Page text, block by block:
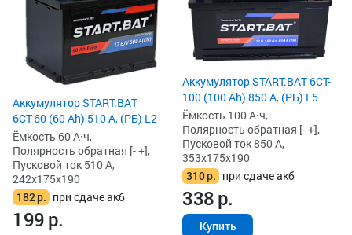
Аккумулятор START.BAT
6СТ-60 (60 Ah) 510 А, (РБ) L2
Ёмкость 60 А·ч,
Полярность обратная [- +],
Пусковой ток 510 А,
242x175x190
182р. при сдаче акб
199р.
Аккумулятор START.BAT 6CT-
100 (100 Ah) 850 А, (РБ) L5
Ёмкость 100 А·ч,
Полярность обратная [- +],
Пусковой ток 850 А,
353x175x190
310р. при сдаче акб
338р.
Купить